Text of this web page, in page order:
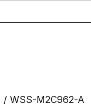
WSS-M2C962-A